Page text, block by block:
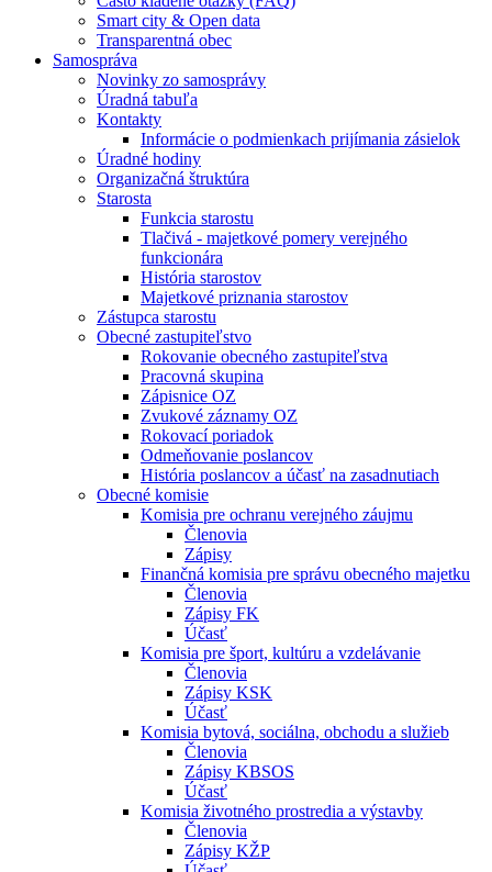
Smart city & Open data
Transparentná obec
Samospráva
Novinky zo samosprávy
Úradná tabuľa
Kontakty
Informácie o podmienkach prijímania zásielok
Úradné hodiny
Organizačná štruktúra
Starosta
Funkcia starostu
Tlačivá - majetkové pomery verejného
funkcionára
História starostov
Majetkové priznania starostov
Zástupca starostu
Obecné zastupiteľstvo
Rokovanie obecného zastupiteľstva
Pracovná skupina
Zápisnice OZ
Zvukové záznamy OZ
Rokovací poriadok
Odmeňovanie poslancov
História poslancov a účasť na zasadnutiach
Obecné komisie
Komisia pre ochranu verejného záujmu
Členovia
Zápisy
Finančná komisia pre správu obecného majetku
Členovia
Zápisy FK
Účasť
Komisia pre šport, kultúru a vzdelávanie
Členovia
Zápisy KSK
Účasť
Komisia bytová, sociálna, obchodu a služieb
Členovia
Zápisy KBSOS
Účasť
Komisia životného prostredia a výstavby
Členovia
Zápisy KŽP